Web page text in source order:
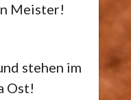
Meister!
stehen im
Ost!